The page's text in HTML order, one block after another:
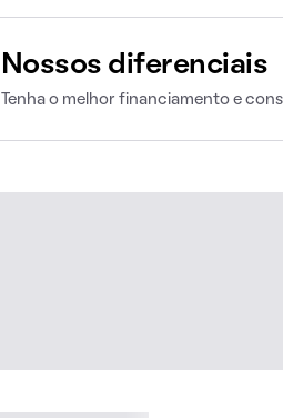
Nossos diferenciais
Tenha o melhor financiamento e